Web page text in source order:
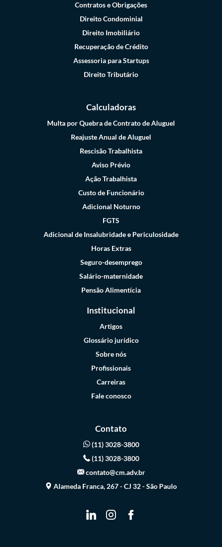
Contratos e Obrigações
Direito Condominial
Direito Imobiliário
Recuperação de Crédito
Assessoria para Startups
Direito Tributário
Calculadoras
Multa por Quebra de Contrato de Aluguel
Reajuste Anual de Aluguel
Rescisão Trabalhista
Aviso Prévio
Ação Trabalhista
Custo de Funcionário
Adicional Noturno
FGTS
Adicional de Insalubridade e Periculosidade
Horas Extras
Seguro-desemprego
Salário-maternidade
Pensão Alimentícia
Institucional
Artigos
Glossário jurídico
Sobre nós
Profissionais
Carreiras
Fale conosco
Contato
(11) 3028-3800
(11) 3028-3800
contato@cm.adv.br
Alameda Franca, 267 - CJ 32 - São Paulo